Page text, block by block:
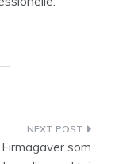
Firmagaver som